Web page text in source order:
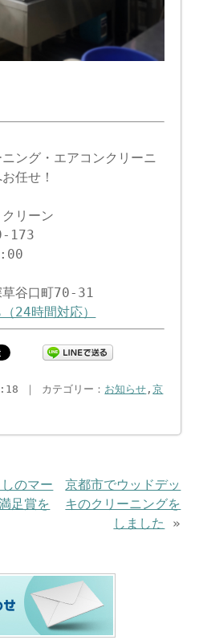
ング・エアコンクリーニ
任せ！
リーン
173
草谷口町70-31
24時間対応）
｜ カテゴリー： お知らせ ,京
のマー
足賞を
京都市でウッドデッ
キのクリーニングを
しました
»